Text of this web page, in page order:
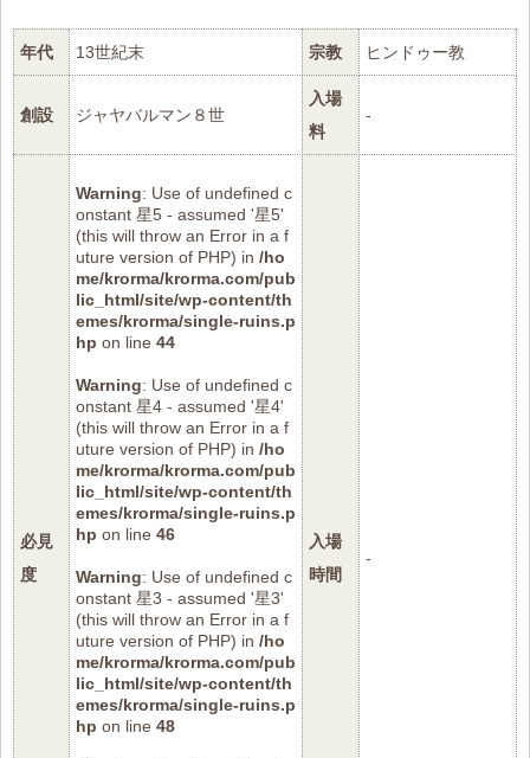
年代 13世紀末 宗教 ヒンドゥー教
創設 ジャヤバルマン８世
入場
料
-
必見
度
Warning: Use of undefined c
onstant 星5 - assumed '星5'
(this will throw an Error in a f
uture version of PHP) in /ho
me/krorma/krorma.com/pub
lic_html/site/wp-content/th
emes/krorma/single-ruins.p
hp on line 44
Warning: Use of undefined c
onstant 星4 - assumed '星4'
(this will throw an Error in a f
uture version of PHP) in /ho
me/krorma/krorma.com/pub
lic_html/site/wp-content/th
emes/krorma/single-ruins.p
hp on line 46
Warning: Use of undefined c
onstant 星3 - assumed '星3'
(this will throw an Error in a f
uture version of PHP) in /ho
me/krorma/krorma.com/pub
lic_html/site/wp-content/th
emes/krorma/single-ruins.p
hp on line 48
入場
時間
-